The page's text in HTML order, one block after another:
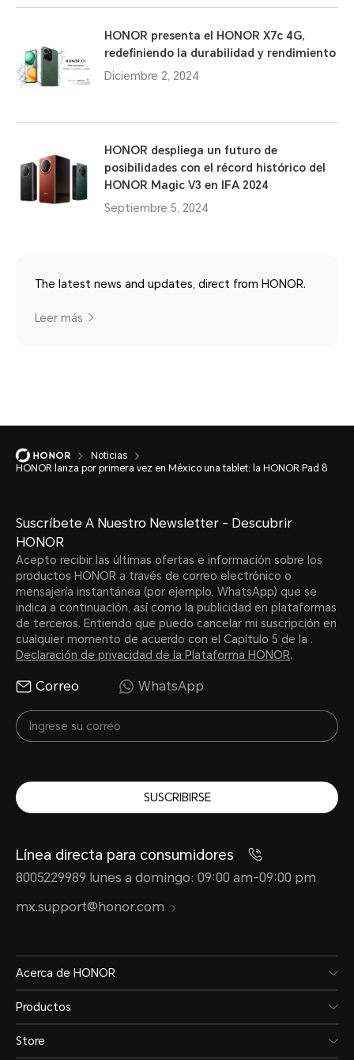
HONOR presenta el HONOR X7c 4G,
redefiniendo la durabilidad y rendimiento
Diciembre 2, 2024
HONOR despliega un futuro de
posibilidades con el récord histórico del
HONOR Magic V3 en IFA 2024
Septiembre 5, 2024
The latest news and updates, direct from HONOR.
Leer más
Noticias
HONOR lanza por primera vez en México una tablet: la HONOR Pad 8
Suscríbete A Nuestro Newsletter - Descubrir
HONOR
Acepto recibir las últimas ofertas e información sobre los
productos HONOR a través de correo electrónico o
mensajería instantánea (por ejemplo, WhatsApp) que se
indica a continuación, así como la publicidad en plataformas
de terceros. Entiendo que puedo cancelar mi suscripción en
cualquier momento de acuerdo con el Capítulo 5 de la .
Declaración de privacidad de la Plataforma HONOR.
Correo WhatsApp
SUSCRIBIRSE
Línea directa para consumidores
8005229989 lunes a domingo: 09:00 am-09:00 pm
mx.support@honor.com
Acerca de HONOR
Productos
Store